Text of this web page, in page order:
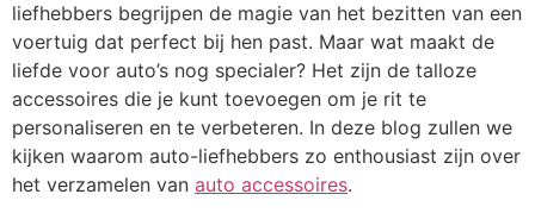
liefhebbers begrijpen de magie van het bezitten van een
voertuig dat perfect bij hen past. Maar wat maakt de
liefde voor auto’s nog specialer? Het zijn de talloze
accessoires die je kunt toevoegen om je rit te
personaliseren en te verbeteren. In deze blog zullen we
kijken waarom auto-liefhebbers zo enthousiast zijn over
het verzamelen van auto accessoires.